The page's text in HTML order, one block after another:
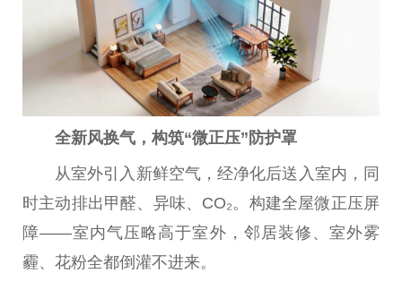
全新风换气，构筑“微正压”防护罩
从室外引入新鲜空气，经净化后送入室内，同
时主动排出甲醛、异味、CO₂。构建全屋微正压屏
障——室内气压略高于室外，邻居装修、室外雾
霾、花粉全都倒灌不进来。